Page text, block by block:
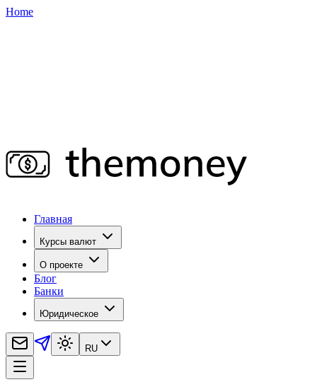
Home
Главная
Курсы валют
О проекте
Блог
Банки
Юридическое
RU